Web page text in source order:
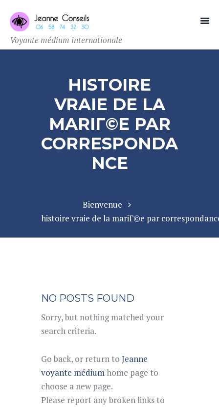
Voyante médium internationale
HISTOIRE
VRAIE DE LA
MARIГ©E PAR
CORRESPONDA
NCE
Bienvenue
histoire vraie de la mariГ©e par
NO POSTS FOUND
Sorry, but nothing matched your
search criteria.
Go back, or return to Jeanne
voyante médium home page to
choose a new page.
Please report any broken links to